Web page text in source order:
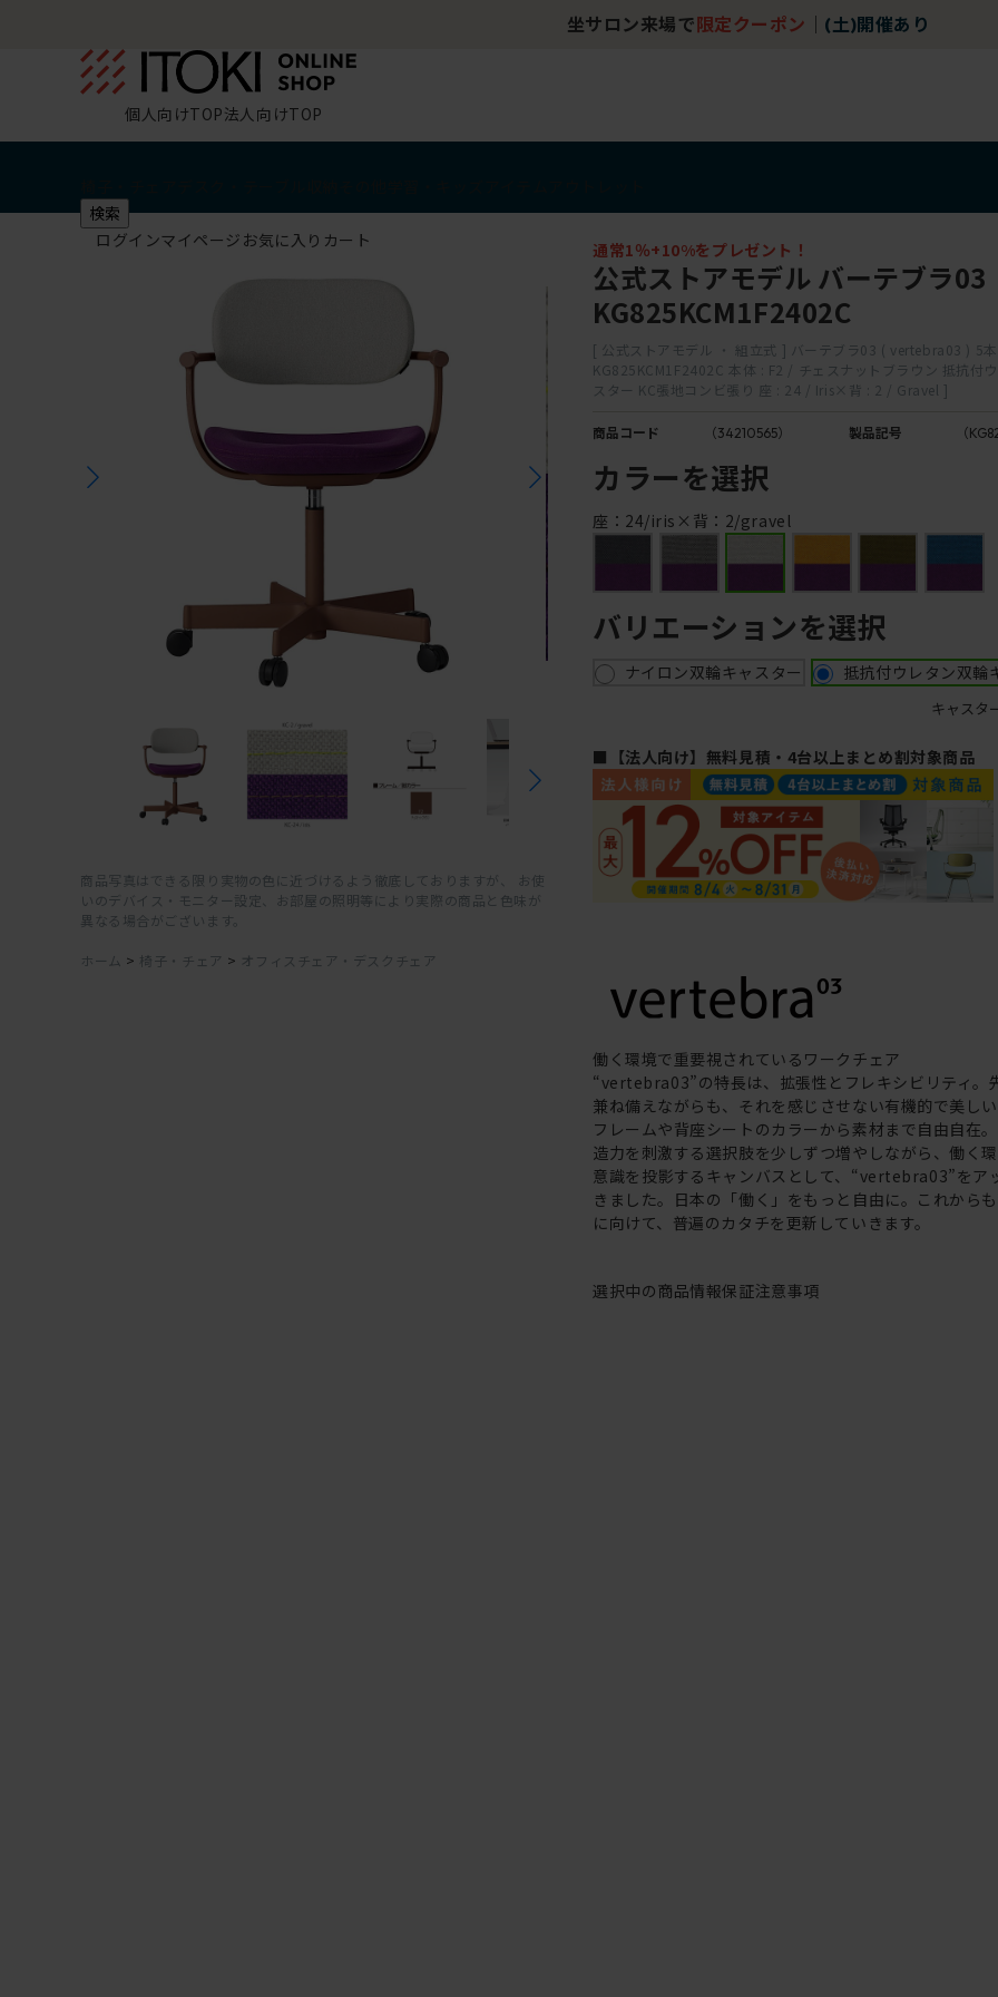
坐サロン来場で 限定クーポン (土)開催あり
個人向けTOP法人向けTOP
検索
ログインマイページ お気に入り カート
商品写真はできる限り実物の色に近づけるよう徹底しておりますが、 お使
いのデバイス・モニター設定、お部屋の照明等により実際の商品と色味が
異なる場合がございます。
ホーム > 椅子・チェア > オフィスチェア・デスクチェア
通常1％+10%をプレゼント！
公式ストアモデル バーテブラ03
KG825KCM1F2402C
[ 公式ストアモデル ・ 組立式 ] バーテブラ03 ( vertebra03 ) 5
KG825KCM1F2402C 本体 : F2 / チェスナットブラウン 抵抗付
スター KC張地コンビ張り 座 : 24 / Iris×背 : 2 / Gravel ]
商品コード （34210565） 製品記号 （
カラーを選択
座：24/iris×背：2/gravel
バリエーションを選択
ナイロン双輪キャスター 抵抗付ウレタン双輪
キャスタ
■【法人向け】無料見積・4台以上まとめ割対象商品
働く環境で重要視されているワークチェア
“vertebra03”の特長は、拡張性とフレキシビリティ。
兼ね備えながらも、それを感じさせない有機的で美しい
フレームや背座シートのカラーから素材まで自由自在
造力を刺激する選択肢を少しずつ増やしながら、働く
意識を投影するキャンバスとして、“vertebra03”をア
きました。日本の「働く」をもっと自由に。これから
に向けて、普遍のカタチを更新していきます。
選択中の商品情報保証注意事項